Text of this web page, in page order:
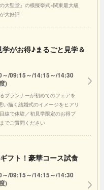
大聖堂』の模擬挙式×関東最大級
大好評
がお得♪まるごと見学＆
/09:15～/14:15～/14:30
)
プランナーが初めてのフェアを
描く結婚式のイメージをヒアリ
線で体験／初見学限定のお得プ
でご質問ください
フト！豪華コース試食
/09:15～/14:15～/14:30
)